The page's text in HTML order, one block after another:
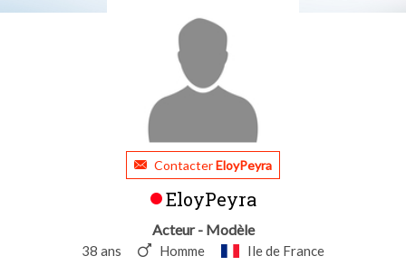
ContacterEloyPeyra
EloyPeyra
Acteur - Modèle
38 ans Homme Ile de France